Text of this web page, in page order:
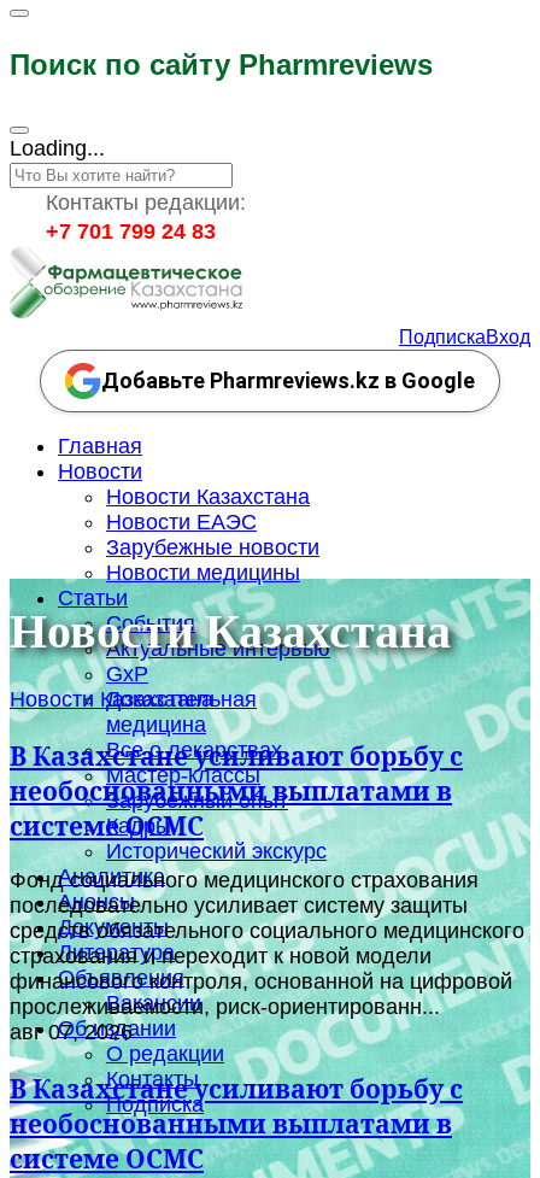
Поиск по сайту Pharmreviews
Loading...
Контакты редакции:
+7 701 799 24 83
ПодпискаВход
Добавьте Pharmreviews.kz в Google
Главная
Новости
Новости Казахстана
Новости ЕАЭС
Зарубежные новости
Новости медицины
Статьи
События
Актуальные интервью
GxP
Доказательная
медицина
Все о лекарствах
Мастер-классы
Зарубежный опыт
Кадры
Исторический экскурс
Аналитика
Анонсы
Документы
Литература
Объявления
Вакансии
Об издании
О редакции
Контакты
Подписка
Новости Казахстана
Новости Казахстана
В Казахстане усиливают борьбу с
необоснованными выплатами в
системе ОСМС
Фонд социального медицинского страхования
последовательно усиливает систему защиты
средств обязательного социального медицинского
страхования и переходит к новой модели
финансового контроля, основанной на цифровой
прослеживаемости, риск-ориентированн...
авг 07, 2026
В Казахстане усиливают борьбу с
необоснованными выплатами в
системе ОСМС